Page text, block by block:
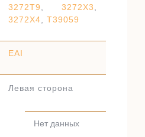
3272T9
3272X3
3272X4
T39059
EAI
Левая сторона
Нет данных